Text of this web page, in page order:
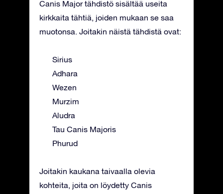
Canis Major tähdistö sisältää useita
kirkkaita tähtiä, joiden mukaan se saa
muotonsa. Joitakin näistä tähdistä ovat:
Sirius
Adhara
Wezen
Murzim
Aludra
Tau Canis Majoris
Phurud
Joitakin kaukana taivaalla olevia
kohteita, joita on löydetty Canis